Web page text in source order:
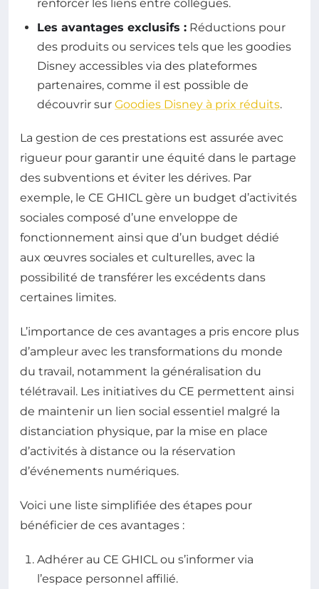
renforcer les liens entre collègues.
Les avantages exclusifs : Réductions pour
des produits ou services tels que les goodies
Disney accessibles via des plateformes
partenaires, comme il est possible de
découvrir sur Goodies Disney à prix réduits.
La gestion de ces prestations est assurée avec
rigueur pour garantir une équité dans le partage
des subventions et éviter les dérives. Par
exemple, le CE GHICL gère un budget d’activités
sociales composé d’une enveloppe de
fonctionnement ainsi que d’un budget dédié
aux œuvres sociales et culturelles, avec la
possibilité de transférer les excédents dans
certaines limites.
L’importance de ces avantages a pris encore plus
d’ampleur avec les transformations du monde
du travail, notamment la généralisation du
télétravail. Les initiatives du CE permettent ainsi
de maintenir un lien social essentiel malgré la
distanciation physique, par la mise en place
d’activités à distance ou la réservation
d’événements numériques.
Voici une liste simplifiée des étapes pour
bénéficier de ces avantages :
Adhérer au CE GHICL ou s’informer via
l’espace personnel affilié.